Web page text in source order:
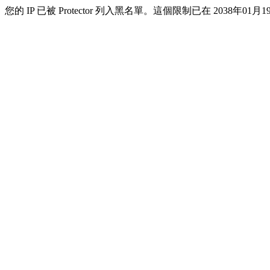
您的 IP 已被 Protector 列入黑名單。這個限制已在 2038年01月